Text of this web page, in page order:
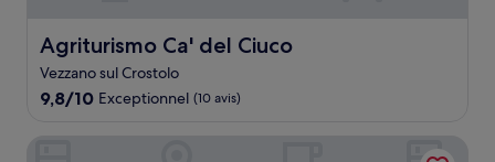
Agriturismo Ca' del Ciuco
Agriturismo Ca' del Ciuco
Vezzano sul Crostolo
9.8
10,
9,8/10 Exceptionnel (10 avis)